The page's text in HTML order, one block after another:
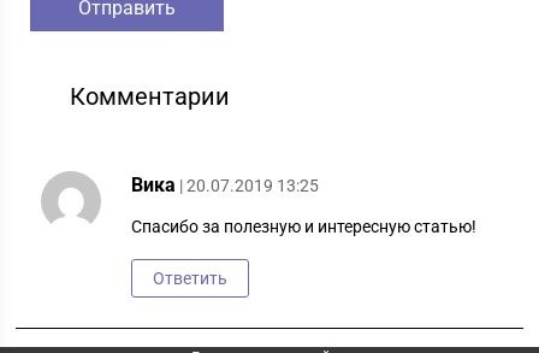
Комментарии
Вика | 20.07.2019 13:25
Спасибо за полезную и интересную статью!
Ответить